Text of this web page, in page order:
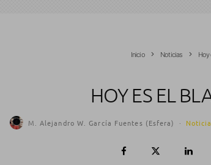
Inicio Noticias Hoy
HOY ES EL
M. Alejandro W. García Fuentes (Esfera) ·